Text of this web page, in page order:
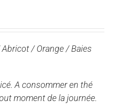
/ Orange / Baies
A consommer en thé
moment de la journée.